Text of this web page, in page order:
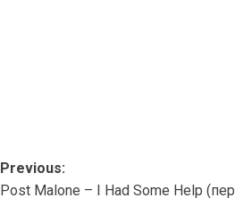
Post
Previous:
Post Malone – I Had Some Help